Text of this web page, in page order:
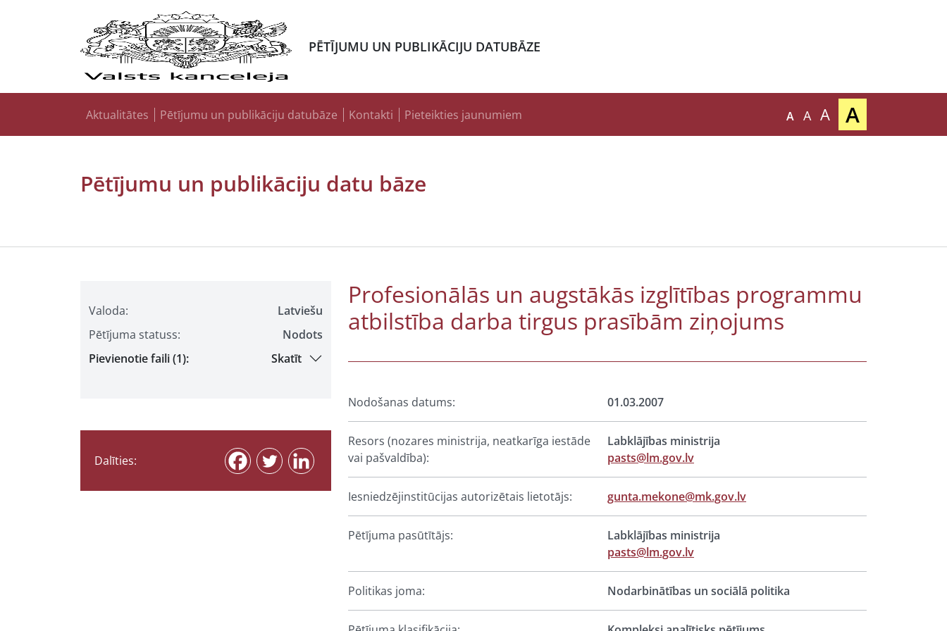
PĒTĪJUMU UN PUBLIKĀCIJU DATUBĀZE
Aktualitātes Pētījumu un publikāciju datubāze Kontakti Pieteikties jaunumiem A A A A
Pētījumu un publikāciju datu bāze
Valoda:
Latviešu
Pētījuma statuss:
Nodots
Pievienotie faili (1):
Skatīt
Dalīties:
Profesionālās un augstākās izglītības programmu
atbilstība darba tirgus prasībām ziņojums
Nodošanas datums: 01.03.2007
Resors (nozares ministrija, neatkarīga iestāde
vai pašvaldība):
Labklājības ministrija
pasts@lm.gov.lv
Iesniedzējinstitūcijas autorizētais lietotājs: gunta.mekone@mk.gov.lv
Pētījuma pasūtītājs:
Labklājības ministrija
pasts@lm.gov.lv
Politikas joma: Nodarbinātības un sociālā politika